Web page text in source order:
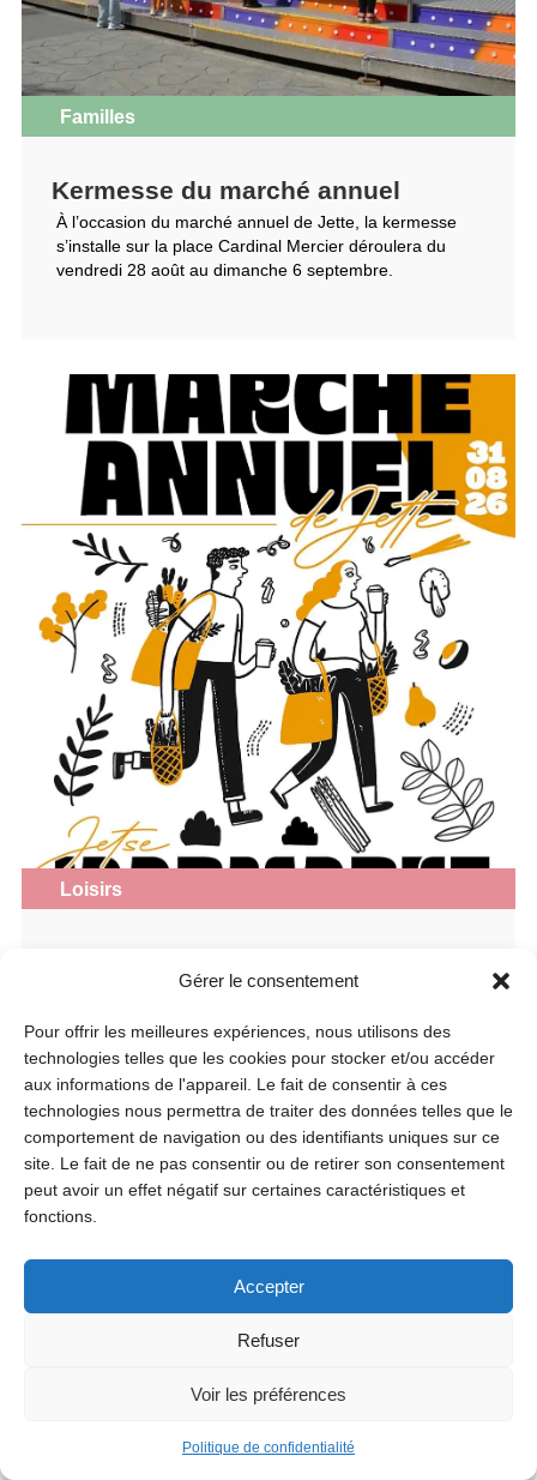
Gérer le consentement
Pour offrir les meilleures expériences, nous utilisons des
technologies telles que les cookies pour stocker et/ou accéder
aux informations de l'appareil. Le fait de consentir à ces
technologies nous permettra de traiter des données telles que le
comportement de navigation ou des identifiants uniques sur ce
site. Le fait de ne pas consentir ou de retirer son consentement
peut avoir un effet négatif sur certaines caractéristiques et
fonctions.
Accepter
Refuser
Voir les préférences
Politique de confidentialité
Familles
Kermesse du marché annuel
À l’occasion du marché annuel de Jette, la kermesse
s’installe sur la place Cardinal Mercier déroulera du
vendredi 28 août au dimanche 6 septembre.
Loisirs
géant, la gigantesque brocante et l’impressionnante
kermesse. Découvrez égalements les animations pour
les enfants sur...